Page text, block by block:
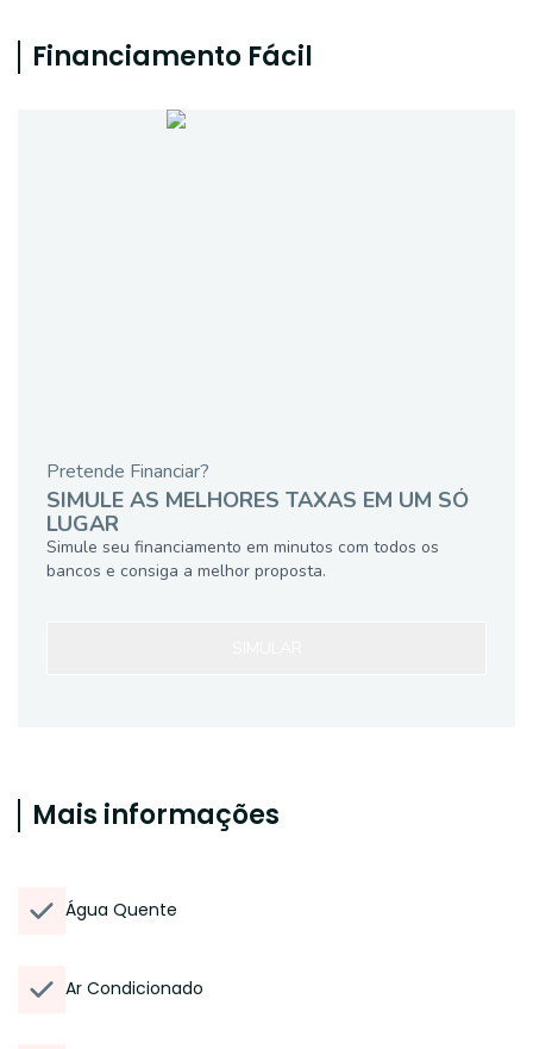
Financiamento Fácil
Pretende Financiar?
SIMULE AS MELHORES TAXAS EM UM SÓ
LUGAR
Simule seu financiamento em minutos com todos os
bancos e consiga a melhor proposta.
Mais informações
Água Quente
Ar Condicionado